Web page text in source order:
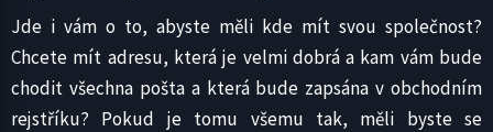
Jde i vám o to, abyste měli kde mít svou společnost?
Chcete mít adresu, která je velmi dobrá a kam vám bude
chodit všechna pošta a která bude zapsána v obchodním
rejstříku? Pokud je tomu všemu tak, měli byste se